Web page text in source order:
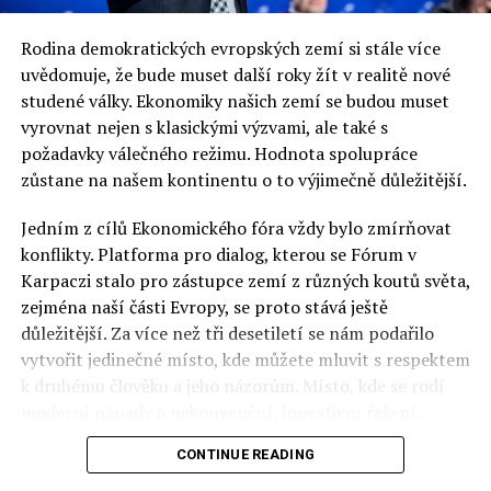
vyzývat lidi, aby podpořili riskantní změnu, která může
být v budoucnu počátkem něčeho nedobrého. Nejsme
šílenci. V dnešních časech se prezidentské volby stávají
jakousi formou plebiscitu, ve kterých nevyhrává
odpovědný politik, ale často politik celebrita. Příklad
Francie ukazuje, kolik zlého může z takovéto situace
V Sejmu musíme rozhodnout, zda uděláme komisi, výbor
či skupinu kolem problému reparací. Každá z variant má
své pro a proti. Komise bude mít více možností, ale do
jejího složení se budou drát poslanci, kteří budou
reprezentovat německé nikoli polské zájmy. Chceme
precizně vypracovat scénář několika budoucích kroků a
stranou, což pochopitelně nevylučujeme, existují
americké soudy. Tuto možnost velmi intenzivně
Rodina demokratických evropských zemí si stále více
uvědomuje, že bude muset další roky žít v realitě nové
studené války. Ekonomiky našich zemí se budou muset
vyrovnat nejen s klasickými výzvami, ale také s
požadavky válečného režimu. Hodnota spolupráce
zůstane na našem kontinentu o to výjimečně důležitější.
Jedním z cílů Ekonomického fóra vždy bylo zmírňovat
konflikty. Platforma pro dialog, kterou se Fórum v
Karpaczi stalo pro zástupce zemí z různých koutů světa,
zejména naší části Evropy, se proto stává ještě
důležitější. Za více než tři desetiletí se nám podařilo
vytvořit jedinečné místo, kde můžete mluvit s respektem
k druhému člověku a jeho názorům. Místo, kde se rodí
Polsko musí mít instituce, jejichž horizont činnosti je
CONTINUE READING